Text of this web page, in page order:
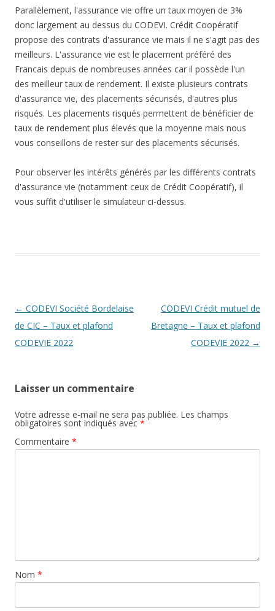
Parallèlement, l'assurance vie offre un taux moyen de 3%
donc largement au dessus du CODEVI. Crédit Coopératif
propose des contrats d'assurance vie mais il ne s'agit pas des
meilleurs. L'assurance vie est le placement préféré des
Francais depuis de nombreuses années car il possède l'un
des meilleur taux de rendement. Il existe plusieurs contrats
d'assurance vie, des placements sécurisés, d'autres plus
risqués. Les placements risqués permettent de bénéficier de
taux de rendement plus élevés que la moyenne mais nous
vous conseillons de rester sur des placements sécurisés.
Pour observer les intérêts générés par les différents contrats
d'assurance vie (notamment ceux de Crédit Coopératif), il
vous suffit d'utiliser le simulateur ci-dessus.
Navigation
des
articles
← CODEVI Société Bordelaise
de CIC – Taux et plafond
CODEVIE 2022
CODEVI Crédit mutuel de
Bretagne – Taux et plafond
CODEVIE 2022 →
Laisser un commentaire
Votre adresse e-mail ne sera pas publiée. Les champs
obligatoires sont indiqués avec *
Commentaire *
Nom *